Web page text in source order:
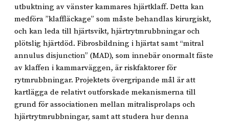
utbuktning av vänster kammares hjärtklaff. Detta kan
medföra ”klaffläckage” som måste behandlas kirurgiskt,
och kan leda till hjärtsvikt, hjärtrytmrubbningar och
plötslig hjärtdöd. Fibrosbildning i hjärtat samt “mitral
annulus disjunction” (MAD), som innebär onormalt fäste
av klaffen i kammarväggen, är riskfaktorer för
rytmrubbningar. Projektets övergripande mål är att
kartlägga de relativt outforskade mekanismerna till
grund för associationen mellan mitralisprolaps och
hjärtrytmrubbningar, samt att studera hur denna